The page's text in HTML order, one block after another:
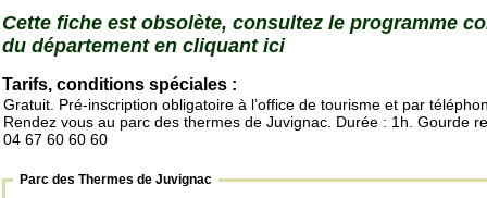
Cette fiche est obsolète, consultez le programme
du département en cliquant ici
Tarifs, conditions spéciales :
Gratuit. Pré-inscription obligatoire à l’office de tourisme et par
Rendez vous au parc des thermes de Juvignac. Durée : 1h. Gourde
04 67 60 60 60
Parc des Thermes de Juvignac